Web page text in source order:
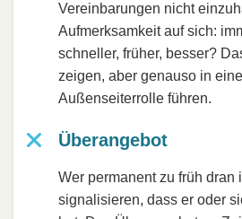
Vereinbarungen nicht
Aufmerksamkeit auf sich:
schneller, früher, besser?
zeigen, aber genauso in
Außenseiterrolle führen.
Überangebot
Wer permanent zu früh dran
signalisieren, dass er oder